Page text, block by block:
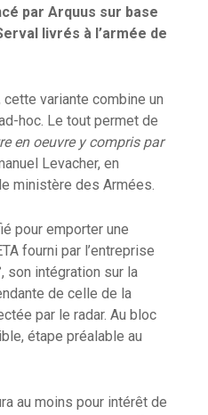
par Arquus sur base
livrés à l’armée de
variante combine un
hoc. Le tout permet de
en oeuvre y compris par
Levacher, en
ministère des Armées.
pour emporter une
fourni par l’entreprise
son intégration sur la
de celle de la
par le radar. Au bloc
étape préalable au
au moins pour intérêt de